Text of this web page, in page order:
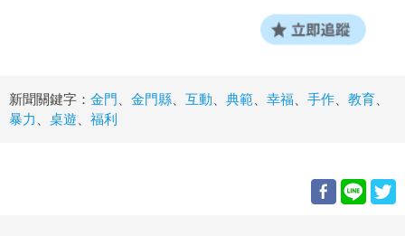
新聞關鍵字： 金門 金門縣 互動 典範 幸福 手作 教育
暴力
桌遊 福利